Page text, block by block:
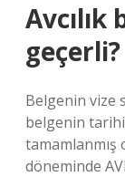
Avcılık
geçerli?
Belgenin vize
belgenin
tamamlanmış
döneminde